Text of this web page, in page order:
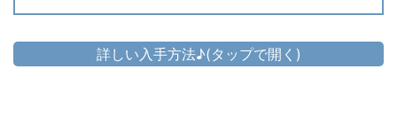
詳しい入手方法♪(タップで開く)